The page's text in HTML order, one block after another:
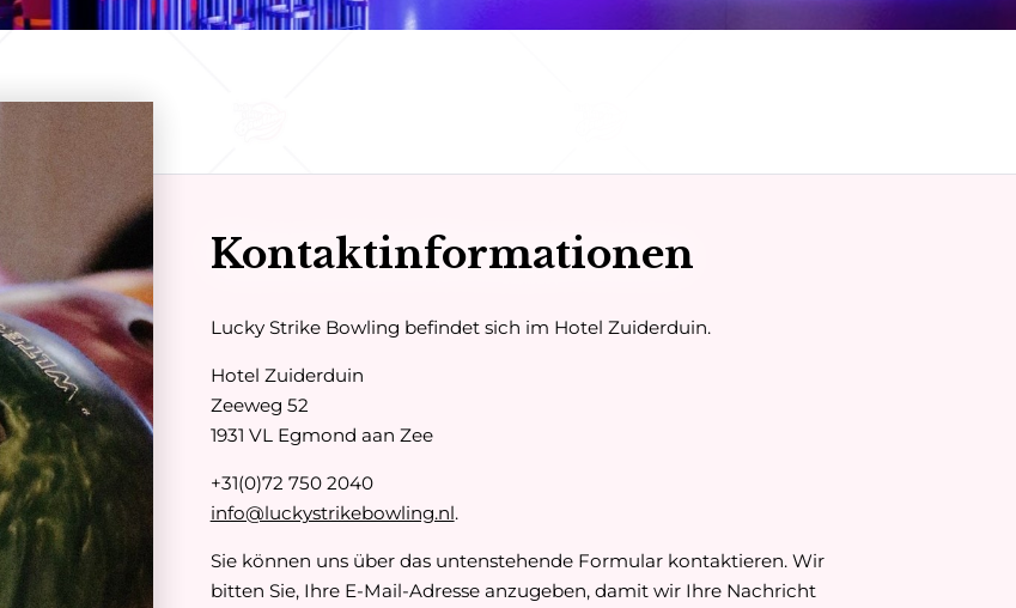
Kontaktinformationen
Lucky Strike Bowling befindet sich im Hotel Zuiderduin.
Hotel Zuiderduin
Zeeweg 52
1931 VL Egmond aan Zee
+31(0)72 750 2040
info@luckystrikebowling.nl.
Sie können uns über das untenstehende Formular kontaktieren. Wir
bitten Sie, Ihre E-Mail-Adresse anzugeben, damit wir Ihre Nachricht